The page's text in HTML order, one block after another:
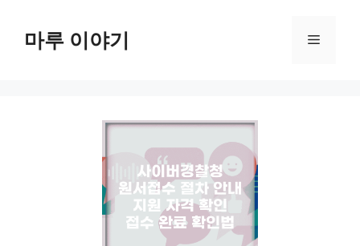
마루 이야기 메